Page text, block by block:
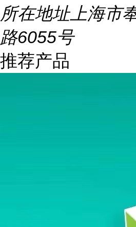
所在地址上海市
路6055号
推荐产品